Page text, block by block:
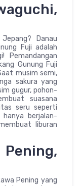
Danau
Fuji adalah
Pemandangan
Gunung Fuji
musim semi,
sakura yang
gugur, pohon-
suasana
seru seperti
hanya berjalan-
liburan
Pening yang